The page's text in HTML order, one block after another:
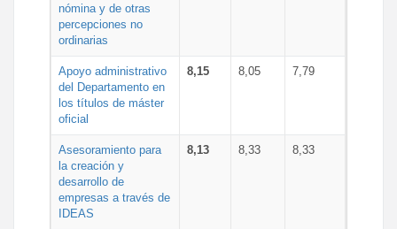
nómina y de otras
percepciones no
ordinarias
Apoyo administrativo
del Departamento en
los títulos de máster
oficial
8,15 8,05 7,79
Asesoramiento para
la creación y
desarrollo de
empresas a través de
IDEAS
8,13 8,33 8,33